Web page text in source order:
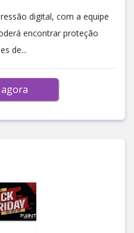
digital, com a equipe
encontrar proteção
de...